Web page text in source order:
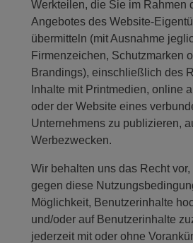
Werkteilen, die Sie im Rahmen
Angebotes des Website-
übermitteln (mit Ausnahme
Firmenzeichen, Schutzmarken
Brandings), einschließlich des
Inhalte mit Printmedien, online
oder der Website eines
Unternehmens zu publizieren,
Werbezwecken.
Wir behalten uns das Recht
gegen diese
Möglichkeit, Benutzerinhalte
und/oder auf Benutzerinhalte
jederzeit mit oder ohne